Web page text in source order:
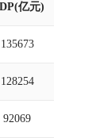
亿元)
135673
128254
92069